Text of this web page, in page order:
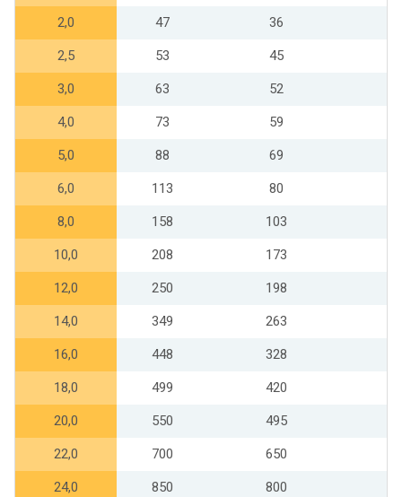
2,0 47 36
2,5 53 45
3,0 63 52
4,0 73 59
5,0 88 69
6,0 113 80
8,0 158 103
10,0 208 173
12,0 250 198
14,0 349 263
16,0 448 328
18,0 499 420
20,0 550 495
22,0 700 650
24,0 850 800